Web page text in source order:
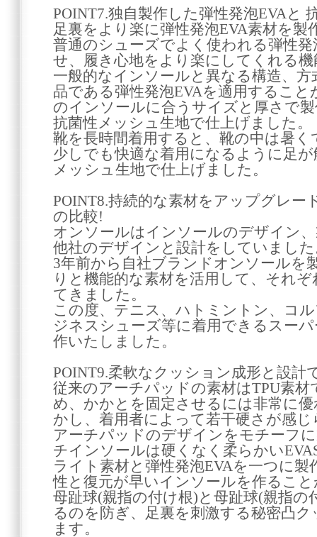
POINT7.独自製作した弾性発泡EVAと
足裏をより楽に弾性発泡EVA素材を製
普通のシューズでよく使われる弾性発
せ、履き心地をより楽にしてくれる
一般的なインソールと異なる構造、
品である弾性発泡EVAを適用するこ
のインソールに合うサイズと厚さで
抗菌性メッシュ生地で仕上げました。
靴を長時間着用すると、靴の中は暑
少しでも快適な着用になるように足
メッシュ生地で仕上げました。
POINT8.持続的な素材をアップグレー
の比較!
オンソールはインソールのデザイン
他社のデザインと設計をしていまし
3年前から自社ブランドオンソールを
りと機能的な素材を活用して、それ
てきました。
この度、テニス、ハトミントン、コ
ジネスシューズ等に着用できるスー
作いたしました。
POINT9.柔軟なクッション成形と設計
従来のアーチパッドの素材はTPU素
め、かかとを固定させるには非常に
かし、着用者によって若干硬さが感
アーチパッドのデザインをモチーフ
チインソールは硬くなく柔らかい
ライト素材と弾性発泡EVAを一つに
性と復元が早いインソールを作るこ
母趾球(親指の付け根)と母趾球(親指の
るのを防ぎ、足裏を刺激する秘密凸
ます。